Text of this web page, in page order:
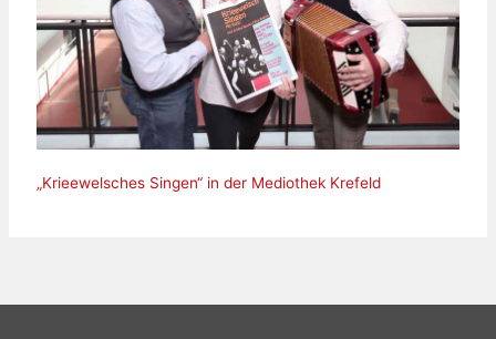
„Krieewelsches Singen“ in der Mediothek Krefeld